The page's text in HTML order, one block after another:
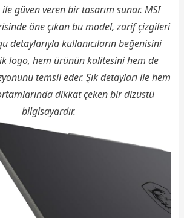
güven veren bir tasarım sunar. MSI
öne çıkan bu model, zarif çizgileri
detaylarıyla kullanıcıların beğenisini
logo, hem ürünün kalitesini hem de
temsil eder. Şık detayları ile hem
dikkat çeken bir dizüstü
bilgisayardır.